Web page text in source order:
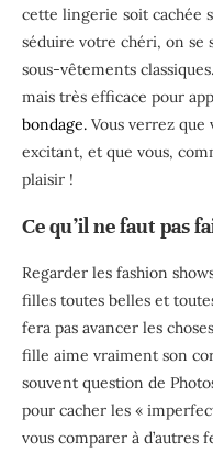
cette lingerie soit cachée
séduire votre chéri, on se
sous-vêtements
mais très efficace pour
bondage. Vous verrez
excitant, et que vous,
plaisir !
Ce qu’il ne faut pas
Regarder les fashion
filles toutes belles et
fera pas avancer les
fille aime vraiment son
souvent question de
pour cacher les «
vous comparer à d’autres